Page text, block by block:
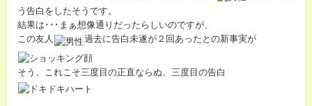
う告白をしたそうです。
結果は･･･まぁ想像通りだったらしいのですが、
この友人
過去に告白未遂が２回あったとの新事実が
そう、これこそ三度目の正直ならぬ、三度目の告白